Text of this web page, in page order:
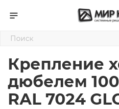
Крепление
дюбелем
RAL 7024